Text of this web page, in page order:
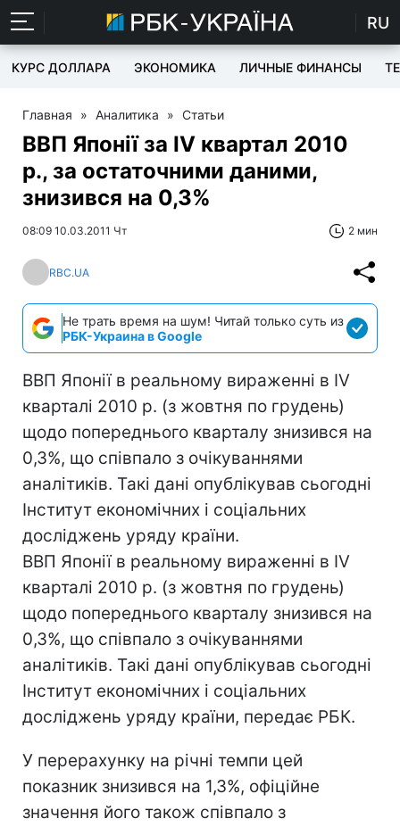
RU
КУРС ДОЛЛАРА ЭКОНОМИКА ЛИЧНЫЕ ФИНАНСЫ
Главная » Аналитика » Статьи
ВВП Японії за IV квартал 2010
р., за остаточними даними,
знизився на 0,3%
08:09 10.03.2011 Чт 2 мин
RBC.UA
Не трать время на шум! Читай только суть из
РБК-Украина в Google
ВВП Японії в реальному вираженні в IV
кварталі 2010 р. (з жовтня по грудень)
щодо попереднього кварталу знизився на
0,3%, що співпало з очікуваннями
аналітиків. Такі дані опублікував сьогодні
Інститут економічних і соціальних
досліджень уряду країни.
ВВП Японії в реальному вираженні в IV
кварталі 2010 р. (з жовтня по грудень)
щодо попереднього кварталу знизився на
0,3%, що співпало з очікуваннями
аналітиків. Такі дані опублікував сьогодні
Інститут економічних і соціальних
досліджень уряду країни, передає РБК.
У перерахунку на річні темпи цей
показник знизився на 1,3%, офіційне
значення його також співпало з